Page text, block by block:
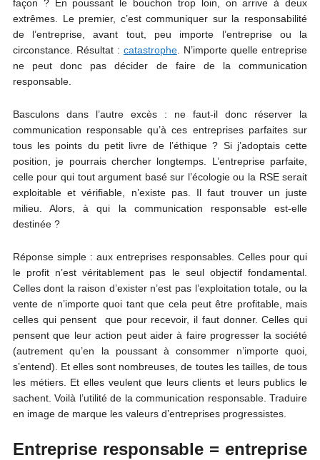
façon ? En poussant le bouchon trop loin, on arrive à deux
extrêmes. Le premier, c’est communiquer sur la responsabilité
de l’entreprise, avant tout, peu importe l’entreprise ou la
circonstance. Résultat : catastrophe . N’importe quelle entreprise
ne peut donc pas décider de faire de la communication
responsable.
Basculons dans l’autre excès : ne faut-il donc réserver la
communication responsable qu’à ces entreprises parfaites sur
tous les points du petit livre de l’éthique ? Si j’adoptais cette
position, je pourrais chercher longtemps. L’entreprise parfaite,
celle pour qui tout argument basé sur l’écologie ou la RSE serait
exploitable et vérifiable, n’existe pas. Il faut trouver un juste
milieu. Alors, à qui la communication responsable est-elle
destinée ?
Réponse simple : aux entreprises responsables. Celles pour qui
le profit n’est véritablement pas le seul objectif fondamental.
Celles dont la raison d’exister n’est pas l’exploitation totale, ou la
vente de n’importe quoi tant que cela peut être profitable, mais
celles qui pensent que pour recevoir, il faut donner. Celles qui
pensent que leur action peut aider à faire progresser la société
(autrement qu’en la poussant à consommer n’importe quoi,
s’entend). Et elles sont nombreuses, de toutes les tailles, de tous
les métiers. Et elles veulent que leurs clients et leurs publics le
sachent. Voilà l’utilité de la communication responsable. Traduire
en image de marque les valeurs d’entreprises progressistes.
Entreprise responsable = entreprise